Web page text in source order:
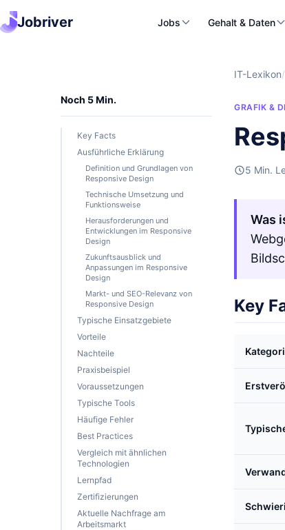
Jobriver Jobs Gehalt & Daten
Noch 5 Min.
Key Facts
Ausführliche Erklärung
Definition und Grundlagen von
Responsive Design
Technische Umsetzung und
Funktionsweise
Herausforderungen und
Entwicklungen im Responsive
Design
Zukunftsausblick und
Anpassungen im Responsive
Design
Markt- und SEO-Relevanz von
Responsive Design
Typische Einsatzgebiete
Vorteile
Nachteile
Praxisbeispiel
Voraussetzungen
Typische Tools
Häufige Fehler
Best Practices
Vergleich mit ähnlichen
Technologien
Lernpfad
Zertifizierungen
Aktuelle Nachfrage am
Arbeitsmarkt
IT-Lexikon/
GRAFIK &
5 Min.
Was
Key